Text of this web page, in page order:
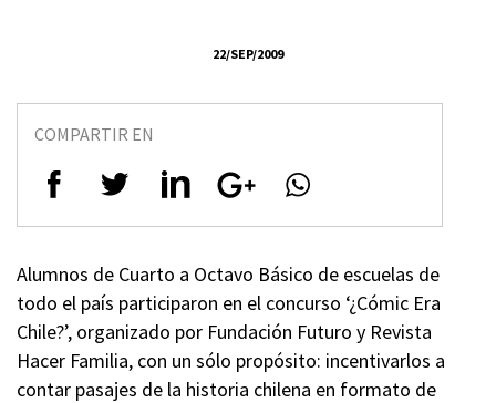
22/SEP/2009
COMPARTIR EN
Alumnos de Cuarto a Octavo Básico de escuelas de
todo el país participaron en el concurso ‘¿Cómic Era
Chile?’, organizado por Fundación Futuro y Revista
Hacer Familia, con un sólo propósito: incentivarlos a
contar pasajes de la historia chilena en formato de